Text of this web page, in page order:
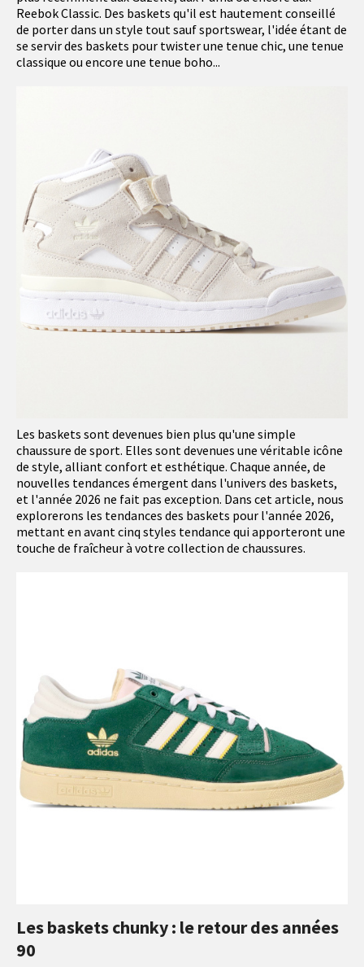
Reebok Classic. Des baskets qu'il est hautement conseillé
de porter dans un style tout sauf sportswear, l'idée étant de
se servir des baskets pour twister une tenue chic, une tenue
classique ou encore une tenue boho...
Les baskets sont devenues bien plus qu'une simple
chaussure de sport. Elles sont devenues une véritable icône
de style, alliant confort et esthétique. Chaque année, de
nouvelles tendances émergent dans l'univers des baskets,
et l'année 2026 ne fait pas exception. Dans cet article, nous
explorerons les tendances des baskets pour l'année 2026,
mettant en avant cinq styles tendance qui apporteront une
touche de fraîcheur à votre collection de chaussures.
Les baskets chunky : le retour des années
90